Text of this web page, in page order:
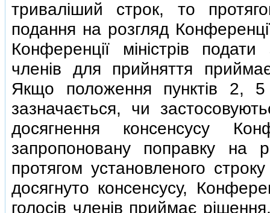
тривалiший строк, то
подання на розгляд
Конференцiї мiнiстрiв подати
членiв для прийняття
Якщо положення пунктiв 2,
зазначається, чи
досягнення консенсусу
запропоновану поправку на
протягом установленого
досягнуто консенсусу,
голосiв членiв приймає